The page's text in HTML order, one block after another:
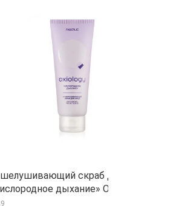
скраб для лица
дыхание» Oxiology